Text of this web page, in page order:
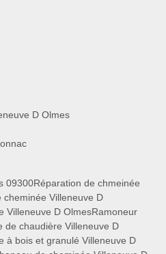
D Olmes
09300Réparation de chmeinée
cheminée Villeneuve D
Villeneuve D OlmesRamoneur
de chaudière Villeneuve D
à bois et granulé Villeneuve D